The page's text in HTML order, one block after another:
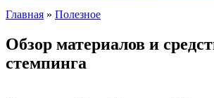
Главная » Полезное
Обзор материалов и
стемпинга